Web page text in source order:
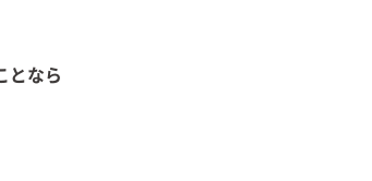
となら
ださい。